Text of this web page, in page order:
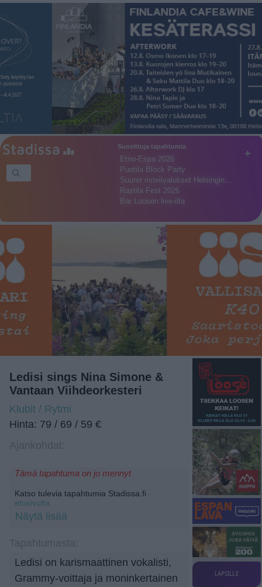
+
Suosittuja tapahtumia
Etno-Espa 2026
Puotila Block Party
Suuret risteilyalukset Helsingin…
Rastila Fest 2026
Bar Loosen live-ilta
Ledisi sings Nina Simone &
Vantaan Viihdeorkesteri
Klubit / Rytmi
Hinta: 79 / 69 / 59 €
Tämä tapahtuma on jo mennyt
Katso tulevia tapahtumia Stadissa.fi -
etusivulta.
Näytä lisää
Ledisi on karismaattinen vokalisti,
Grammy-voittaja ja moninkertainen
LAPSILLE